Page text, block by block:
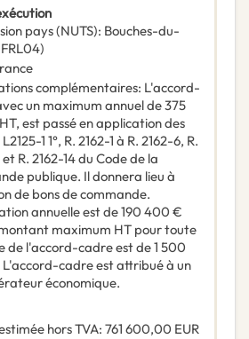
pays (NUTS): Bouches-du-
FRL04)
complémentaires: L'accord-
un maximum annuel de 375
est passé en application des
1 1°, R. 2162-1 à R. 2162-6, R.
et R. 2162-14 du Code de la
publique. Il donnera lieu à
de bons de commande.
annuelle est de 190 400 €
maximum HT pour toute
de l'accord-cadre est de 1 500
cadre est attribué à un
économique.
hors TVA: 761 600,00 EUR